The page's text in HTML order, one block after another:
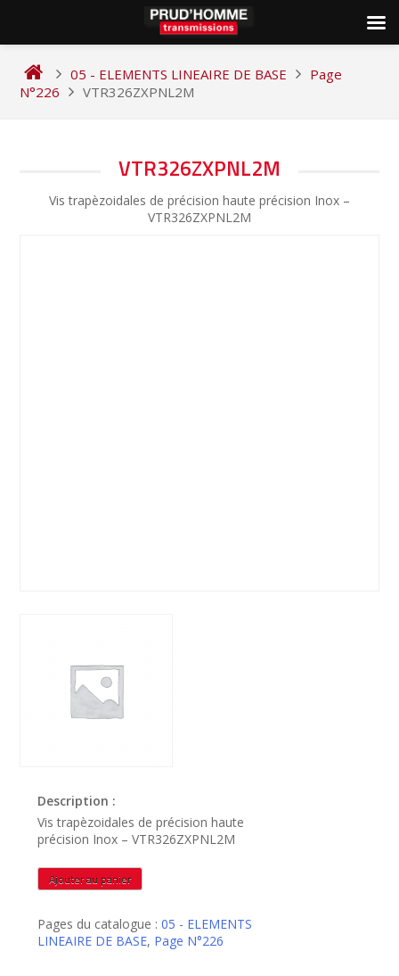
content
05 - ELEMENTS LINEAIRE DE BASE
Page
N°226
VTR326ZXPNL2M
VTR326ZXPNL2M
Vis trapèzoidales de précision haute précision Inox –
VTR326ZXPNL2M
Description :
Vis trapèzoidales de précision haute
précision Inox – VTR326ZXPNL2M
quantité
de
Ajouter au panier
Pages du catalogue :05 - ELEMENTS
LINEAIRE DE BASE, Page N°226
NAVIGATION